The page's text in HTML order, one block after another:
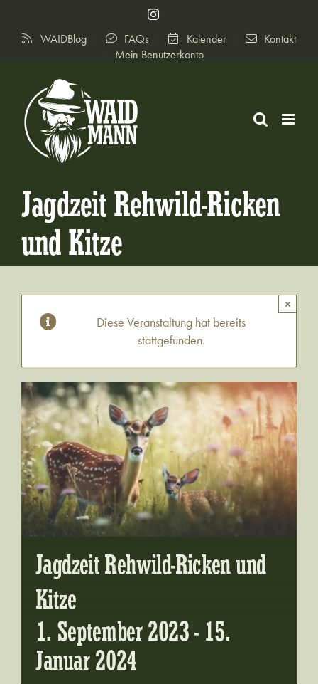
springen
Instagram
WAIDBlog FAQs Kalender
Kontakt
Mein Benutzerkonto
Jagdzeit Rehwild-Ricken
und Kitze
Diese Veranstaltung hat bereits
stattgefunden.
×
Jagdzeit Rehwild-Ricken und
Kitze
1. September 2023- 15.
Januar 2024